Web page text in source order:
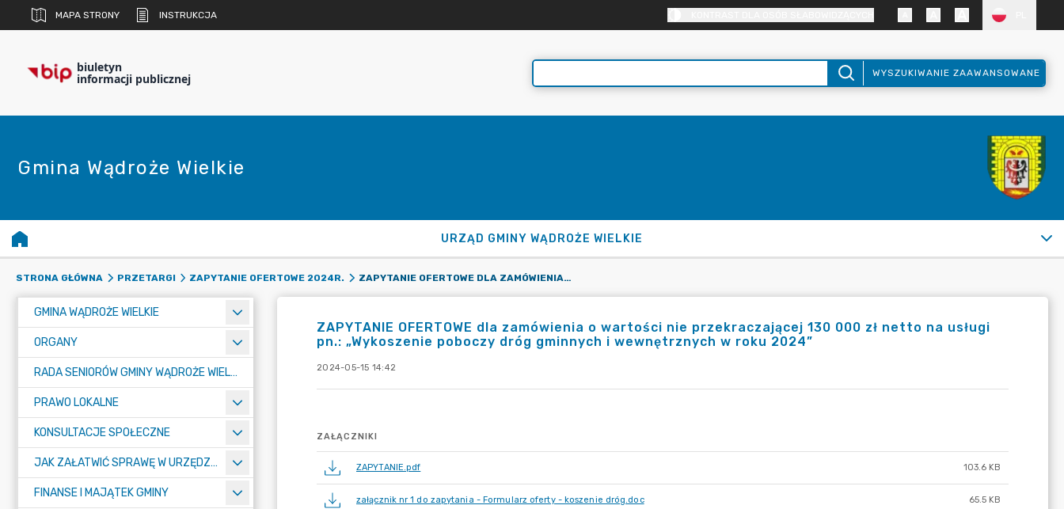
MAPA STRONY INSTRUKCJA
biuletyn
informacji publicznej WYSZUKIWANIE ZAAWANSOWANE
Gmina Wądroże Wielkie
URZĄD GMINY WĄDROŻE WIELKIE
STRONA GŁÓWNA PRZETARGI ZAPYTANIE OFERTOWE 2024R. ZAPYTANIE OFERTOWE DLA ZAMÓWIENIA O WARTOŚCI NIE PRZEKRACZAJĄCEJ 130 000 ZŁ NETTO NA USŁUGI PN.: „WYKOSZENIE POBOCZY DRÓG GMINNYCH I WEWNĘTRZNYCH W ROKU 2024”
GMINA WĄDROŻE WIELKIE
ORGANY
RADA SENIORÓW GMINY WĄDROŻE WIELKIE
PRAWO LOKALNE
KONSULTACJE SPOŁECZNE
JAK ZAŁATWIĆ SPRAWĘ W URZĘDZIE ? - KARTY USŁUG I FORMULARZE
FINANSE I MAJĄTEK GMINY
ZAPYTANIE OFERTOWE dla zamówienia o wartości nie przekraczającej 130 000 zł netto na usługi
pn.: „Wykoszenie poboczy dróg gminnych i wewnętrznych w roku 2024”
2024-05-15 14:42
ZAŁĄCZNIKI
ZAPYTANIE.pdf 103.6 KB
załącznik nr 1 do zapytania - Formularz oferty - koszenie dróg.doc 65.5 KB